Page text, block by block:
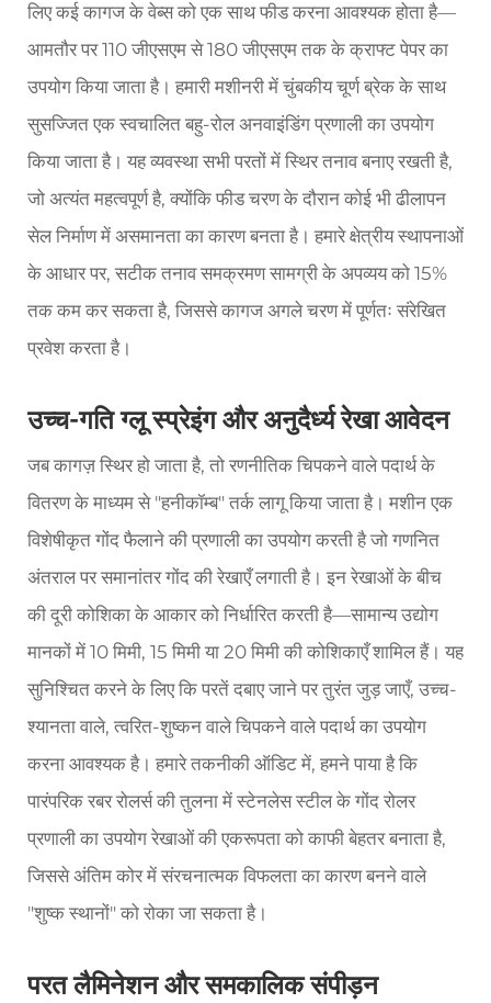
लिए कई कागज के वेब्स को एक साथ फीड करना आवश्यक होता है—
आमतौर पर 110 जीएसएम से 180 जीएसएम तक के क्राफ्ट पेपर का
उपयोग किया जाता है। हमारी मशीनरी में चुंबकीय चूर्ण ब्रेक के साथ
सुसज्जित एक स्वचालित बहु-रोल अनवाइंडिंग प्रणाली का उपयोग
किया जाता है। यह व्यवस्था सभी परतों में स्थिर तनाव बनाए रखती है,
जो अत्यंत महत्वपूर्ण है, क्योंकि फीड चरण के दौरान कोई भी ढीलापन
सेल निर्माण में असमानता का कारण बनता है। हमारे क्षेत्रीय स्थापनाओं
के आधार पर, सटीक तनाव समक्रमण सामग्री के अपव्यय को 15%
तक कम कर सकता है, जिससे कागज अगले चरण में पूर्णतः संरेखित
प्रवेश करता है।
उच्च-गति ग्लू स्प्रेइंग और अनुदैर्ध्य रेखा आवेदन
जब कागज़ स्थिर हो जाता है, तो रणनीतिक चिपकने वाले पदार्थ के
वितरण के माध्यम से "हनीकॉम्ब" तर्क लागू किया जाता है। मशीन एक
विशेषीकृत गोंद फैलाने की प्रणाली का उपयोग करती है जो गणनित
अंतराल पर समानांतर गोंद की रेखाएँ लगाती है। इन रेखाओं के बीच
की दूरी कोशिका के आकार को निर्धारित करती है—सामान्य उद्योग
मानकों में 10 मिमी, 15 मिमी या 20 मिमी की कोशिकाएँ शामिल हैं। यह
सुनिश्चित करने के लिए कि परतें दबाए जाने पर तुरंत जुड़ जाएँ, उच्च-
श्यानता वाले, त्वरित-शुष्कन वाले चिपकने वाले पदार्थ का उपयोग
करना आवश्यक है। हमारे तकनीकी ऑडिट में, हमने पाया है कि
पारंपरिक रबर रोलर्स की तुलना में स्टेनलेस स्टील के गोंद रोलर
प्रणाली का उपयोग रेखाओं की एकरूपता को काफी बेहतर बनाता है,
जिससे अंतिम कोर में संरचनात्मक विफलता का कारण बनने वाले
"शुष्क स्थानों" को रोका जा सकता है।
परत लैमिनेशन और समकालिक संपीड़न